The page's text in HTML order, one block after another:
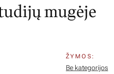
mugėje
ŽYMOS:
Be kategorijos